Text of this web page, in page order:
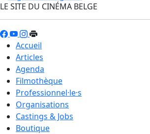
LE SITE DU CINÉMA BELGE
Accueil
Articles
Agenda
Filmothèque
Professionnel·le·s
Organisations
Castings & Jobs
Boutique